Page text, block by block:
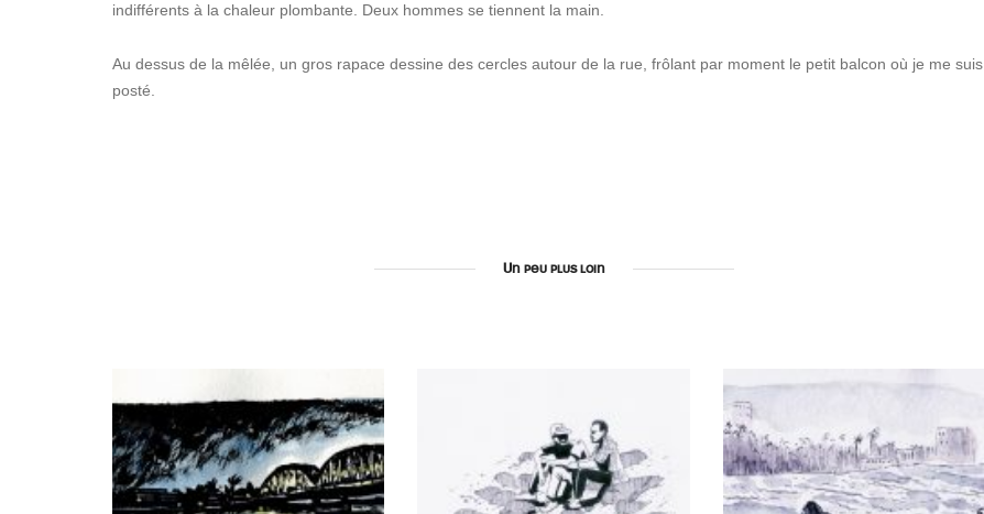
indifférents à la chaleur plombante. Deux hommes se tiennent la main.
Au dessus de la mêlée, un gros rapace dessine des cercles autour de la rue, frôlant par moment le petit balcon où je me suis
posté.
Un peu plus loin